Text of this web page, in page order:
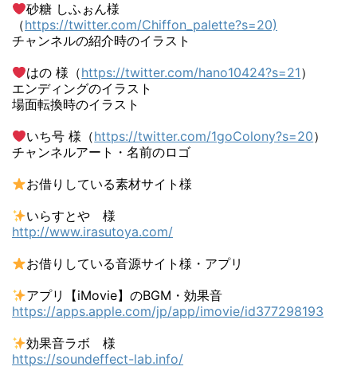
砂糖 しふぉん様
（https://twitter.com/Chiffon_palette?s=20)
チャンネルの紹介時のイラスト
はの 様（https://twitter.com/hano10424?s=21）
エンディングのイラスト
場面転換時のイラスト
いち号 様（https://twitter.com/1goColony?s=20）
チャンネルアート・名前のロゴ
お借りしている素材サイト様
いらすとや 様
http://www.irasutoya.com/
お借りしている音源サイト様・アプリ
アプリ【iMovie】のBGM・効果音
https://apps.apple.com/jp/app/imovie/id377298193
効果音ラボ 様
https://soundeffect-lab.info/